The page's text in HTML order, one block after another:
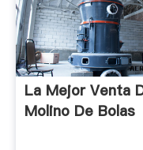
La Mejor Venta
Molino De Bolas